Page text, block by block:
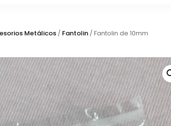
Metálicos / Fantolin / Fantolin de 10mm